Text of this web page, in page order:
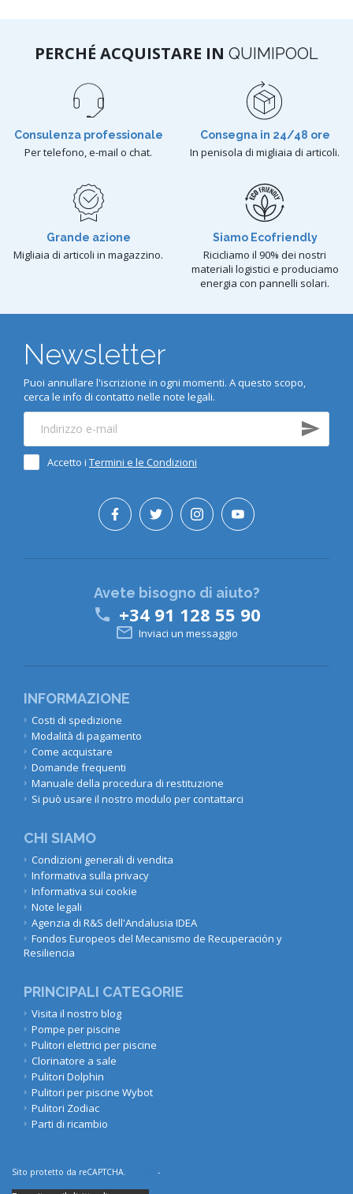
PERCHÉ ACQUISTARE IN QUIMIPOOL
Consulenza professionale
Per telefono, e-mail o chat.
Consegna in 24/48 ore
In penisola di migliaia di articoli.
Grande azione
Migliaia di articoli in magazzino.
Siamo Ecofriendly
Ricicliamo il 90% dei nostri
materiali logistici e produciamo
energia con pannelli solari.
Newsletter
Puoi annullare l'iscrizione in ogni momenti. A questo scopo,
cerca le info di contatto nelle note legali.
Accetto i Termini e le Condizioni
INFORMAZIONE
Costi di spedizione
Modalità di pagamento
Come acquistare
Domande frequenti
Manuale della procedura di restituzione
Si può usare il nostro modulo per contattarci
CHI SIAMO
Condizioni generali di vendita
Informativa sulla privacy
Informativa sui cookie
Note legali
Agenzia di R&S dell'Andalusia IDEA
Fondos Europeos del Mecanismo de Recuperación y
Resiliencia
PRINCIPALI CATEGORIE
Visita il nostro blog
Pompe per piscine
Pulitori elettrici per piscine
Clorinatore a sale
Pulitori Dolphin
Pulitori per piscine Wybot
Pulitori Zodiac
Parti di ricambio
Avete bisogno di aiuto?
 +34 91 128 55 90
 Inviaci un messaggio
Sito protetto da reCAPTCHA. -